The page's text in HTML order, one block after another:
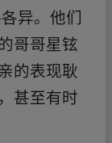
异。他们
哥哥星铉
的表现耿
甚至有时